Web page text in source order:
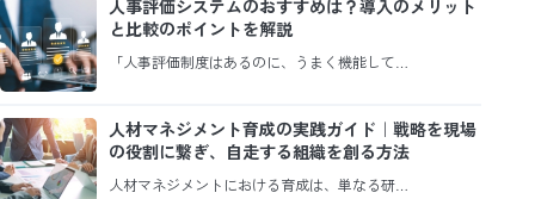
人事評価システムのおすすめは？導入のメリット
と比較のポイントを解説
「人事評価制度はあるのに、うまく機能して…
人材マネジメント育成の実践ガイド｜戦略を現場
の役割に繋ぎ、自走する組織を創る方法
人材マネジメントにおける育成は、単なる研…